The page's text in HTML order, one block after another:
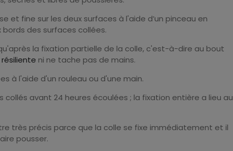
et fine sur les deux surfaces à l'aide d’un pinceau en
des surfaces collées.
la fixation partielle de la colle, c'est-à-dire au bout
ni ne tache pas de mains.
à l'aide d'un rouleau ou d'une main.
avant 24 heures écoulées ; la fixation entière a lieu au
très précis parce que la colle se fixe immédiatement et il
pousser.